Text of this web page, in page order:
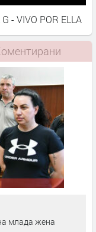
- VIVO POR ELLA
млада жена